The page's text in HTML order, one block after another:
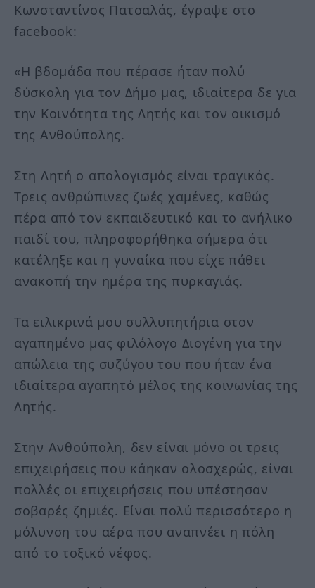
Κωνσταντίνος Πατσαλάς, έγραψε στο
facebook:
«Η βδομάδα που πέρασε ήταν πολύ
δύσκολη για τον Δήμο μας, ιδιαίτερα δε για
την Κοινότητα της Λητής και τον οικισμό
της Ανθούπολης.
Στη Λητή ο απολογισμός είναι τραγικός.
Τρεις ανθρώπινες ζωές χαμένες, καθώς
πέρα από τον εκπαιδευτικό και το ανήλικο
παιδί του, πληροφορήθηκα σήμερα ότι
κατέληξε και η γυναίκα που είχε πάθει
ανακοπή την ημέρα της πυρκαγιάς.
Τα ειλικρινά μου συλλυπητήρια στον
αγαπημένο μας φιλόλογο Διογένη για την
απώλεια της συζύγου του που ήταν ένα
ιδιαίτερα αγαπητό μέλος της κοινωνίας της
Λητής.
Στην Ανθούπολη, δεν είναι μόνο οι τρεις
επιχειρήσεις που κάηκαν ολοσχερώς, είναι
πολλές οι επιχειρήσεις που υπέστησαν
σοβαρές ζημιές. Είναι πολύ περισσότερο η
μόλυνση του αέρα που αναπνέει η πόλη
από το τοξικό νέφος.